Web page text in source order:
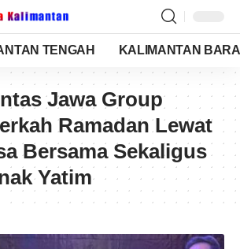
TENGAH KALIMANTAN
Jawa Group
Ramadan Lewat
Bersama Sekaligus
Yatim